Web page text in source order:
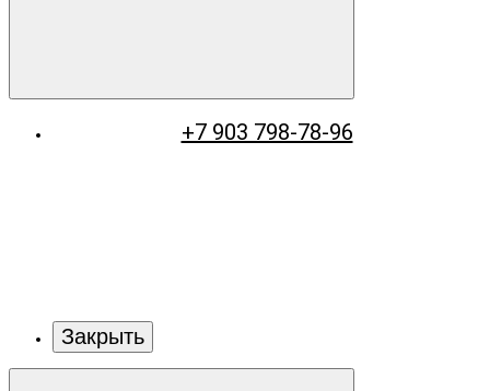
+7 903 798-78-96
Закрыть